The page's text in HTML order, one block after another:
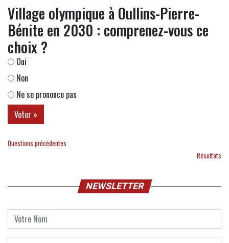
Village olympique à Oullins-Pierre-
Bénite en 2030 : comprenez-vous ce
choix ?
Oui
Non
Ne se prononce pas
Questions précédentes
Résultats
NEWSLETTER